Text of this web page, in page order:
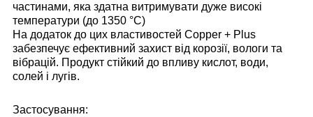
частинами, яка здатна витримувати дуже високі
температури (до 1350 °C)
На додаток до цих властивостей Copper + Plus
забезпечує ефективний захист від корозії, вологи та
вібрацій. Продукт стійкий до впливу кислот, води,
солей і лугів.
Застосування: